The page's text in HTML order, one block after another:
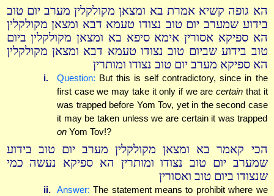
הא גופה קשיא אמרת בא ומצאן מקולקלין מערב יום טוב
בידוע שמערב יום טוב נצודו טעמא דבא ומצאן מקולקלין
הא ספיקא אסורין אימא סיפא בא ומצאן מקולקלין ביום
טוב בידוע שביום טוב נצודו טעמא דבא ומצאן מקולקלין
הא ספיקא מערב יום טוב נצודו ומותרין
i. Question: But this is self contradictory, since in the
first case we may take it only if we arecertain that it
was trapped before Yom Tov, yet in the second case
it may be taken unless we are certain it was trapped
on Yom Tov!?
הכי קאמר בא ומצאן מקולקלין מערב יום טוב בידוע
שמערב יום טוב נצודו ומותרין הא ספיקא נעשה כמי
שנצודו ביום טוב ואסורין
ii. Answer: The statement means to prohibit where we